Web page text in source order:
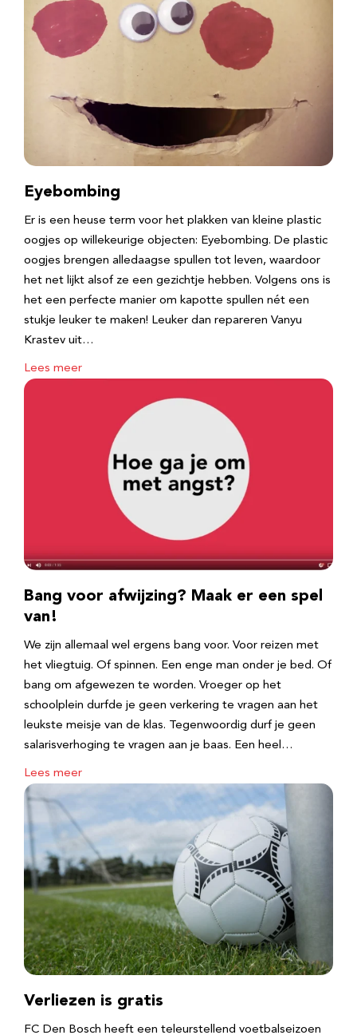
Eyebombing
Er is een heuse term voor het plakken van kleine plastic
oogjes op willekeurige objecten: Eyebombing. De plastic
oogjes brengen alledaagse spullen tot leven, waardoor
het net lijkt alsof ze een gezichtje hebben. Volgens ons is
het een perfecte manier om kapotte spullen nét een
stukje leuker te maken! Leuker dan repareren Vanyu
Krastev uit…
Lees meer
Bang voor afwijzing? Maak er een spel
van!
We zijn allemaal wel ergens bang voor. Voor reizen met
het vliegtuig. Of spinnen. Een enge man onder je bed. Of
bang om afgewezen te worden. Vroeger op het
schoolplein durfde je geen verkering te vragen aan het
leukste meisje van de klas. Tegenwoordig durf je geen
salarisverhoging te vragen aan je baas. Een heel…
Lees meer
Verliezen is gratis
FC Den Bosch heeft een teleurstellend voetbalseizoen